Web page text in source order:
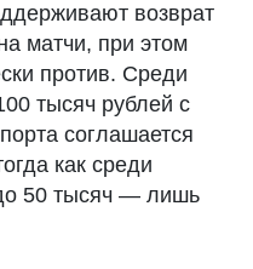
возврат
матчи, при этом
против. Среди
тысяч рублей с
соглашается
как среди
50 тысяч — лишь